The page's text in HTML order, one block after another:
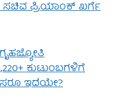
ಪ್ರಿಯಾಂಕ್ ಖರ್ಗೆ
ಗೃಹಜ್ಯೋತಿ
ಕುಟುಂಬಗಳಿಗೆ
ಇದೆಯೇ?